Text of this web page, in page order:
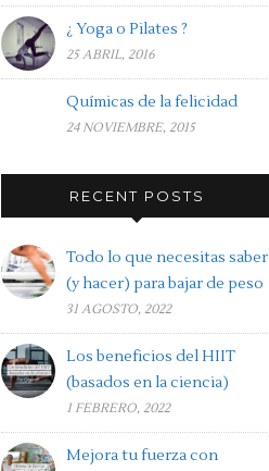
¿ Yoga o Pilates ?
25 ABRIL, 2016
Químicas de la felicidad
24 NOVIEMBRE, 2015
RECENT POSTS
Todo lo que necesitas saber
(y hacer) para bajar de peso
31 AGOSTO, 2022
Los beneficios del HIIT
(basados en la ciencia)
1 FEBRERO, 2022
Mejora tu fuerza con